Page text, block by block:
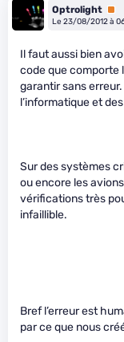
Optrolight
Le 23/08/2012 à
Il faut aussi bien
code que comporte
garantir sans erreur.
l’informatique et
Sur des systèmes
ou encore les
vérifications très
infaillible.
Bref l’erreur est
par ce que nous